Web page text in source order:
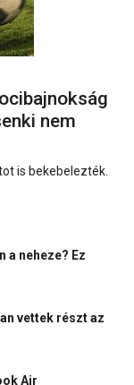
nem
is bekebelezték.
a neheze? Ez
vettek részt az
Air